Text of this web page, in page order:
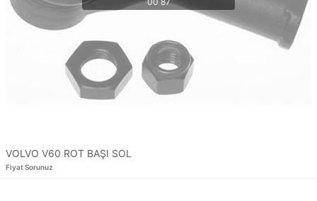
VOLVO V60 ROT BAŞI SOL
Fiyat Sorunuz